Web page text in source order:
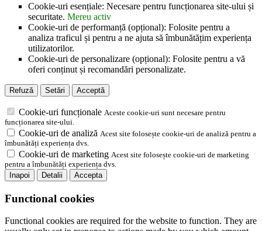
Cookie-uri esențiale: Necesare pentru funcționarea site-ului și
securitate. Mereu activ
Cookie-uri de performanță (opțional): Folosite pentru a
analiza traficul și pentru a ne ajuta să îmbunătățim experiența
utilizatorilor.
Cookie-uri de personalizare (opțional): Folosite pentru a vă
oferi conținut și recomandări personalizate.
Refuză Setări Acceptă
Cookie-uri funcționale Aceste cookie-uri sunt necesare pentru
funcționarea site-ului.
Cookie-uri de analiză Acest site folosește cookie-uri de analiză pentru a
îmbunătăți experiența dvs.
Cookie-uri de marketing Acest site folosește cookie-uri de marketing
pentru a îmbunătăți experiența dvs.
Inapoi
Detalii Accepta
Functional cookies
Functional cookies are required for the website to function. They are